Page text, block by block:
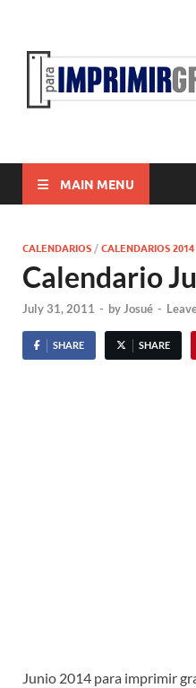
MAIN MENU
CALENDARIOS /CALENDARIOS 2014
Calendario
July 31, 2011 - byJosué -
SHARE SHARE
Junio 2014 para imprimir